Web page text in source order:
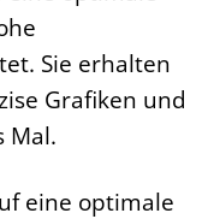
Sie erhalten
Grafiken und
Mal.
eine optimale